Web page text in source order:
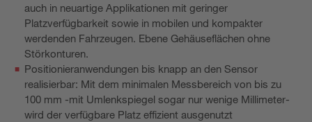
auch in neuartige Applikationen mit geringer
Platzverfügbarkeit sowie in mobilen und kompakter
werdenden Fahrzeugen. Ebene Gehäuseflächen ohne
Störkonturen.
Positionieranwendungen bis knapp an den Sensor
realisierbar: Mit dem minimalen Messbereich von bis zu
100 mm -mit Umlenkspiegel sogar nur wenige Millimeter-
wird der verfügbare Platz effizient ausgenutzt